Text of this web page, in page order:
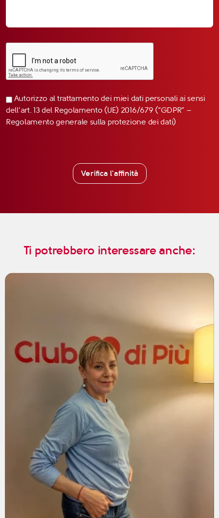
Autorizzo al trattamento dei miei dati personali ai sensi
dell’art. 13 del Regolamento (UE) 2016/679 (“GDPR” –
Regolamento generale sulla protezione dei dati)
Verifica l'affinità
Ti potrebbero interessare anche: